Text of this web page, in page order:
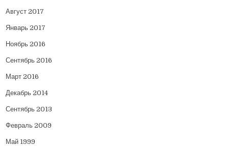
Август 2017
Январь 2017
Ноябрь 2016
Сентябрь 2016
Март 2016
Декабрь 2014
Сентябрь 2013
Февраль 2009
Май 1999